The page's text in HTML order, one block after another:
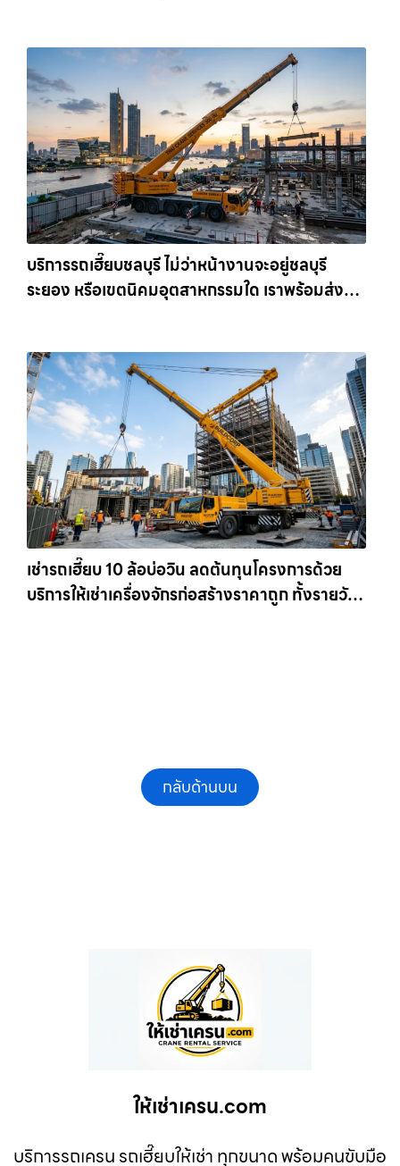
บริการรถเฮี๊ยบชลบุรี ไม่ว่าหน้างานจะอยู่ชลบุรี
ระยอง หรือเขตนิคมอุตสาหกรรมใด เราพร้อมส่งรถ
เช่ารถเฮี๊ยบ 10 ล้อบ่อวิน ลดต้นทุนโครงการด้วย
บริการให้เช่าเครื่องจักรก่อสร้างราคาถูก ทั้งรายวัน
กลับด้านบน
ให้เช่าเครน.com
บริการรถเครน รถเฮี๊ยบให้เช่า ทุกขนาด พร้อมคนขับมือ